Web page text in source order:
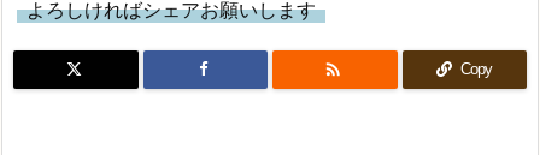
よろしければシェアお願いします
 Copy